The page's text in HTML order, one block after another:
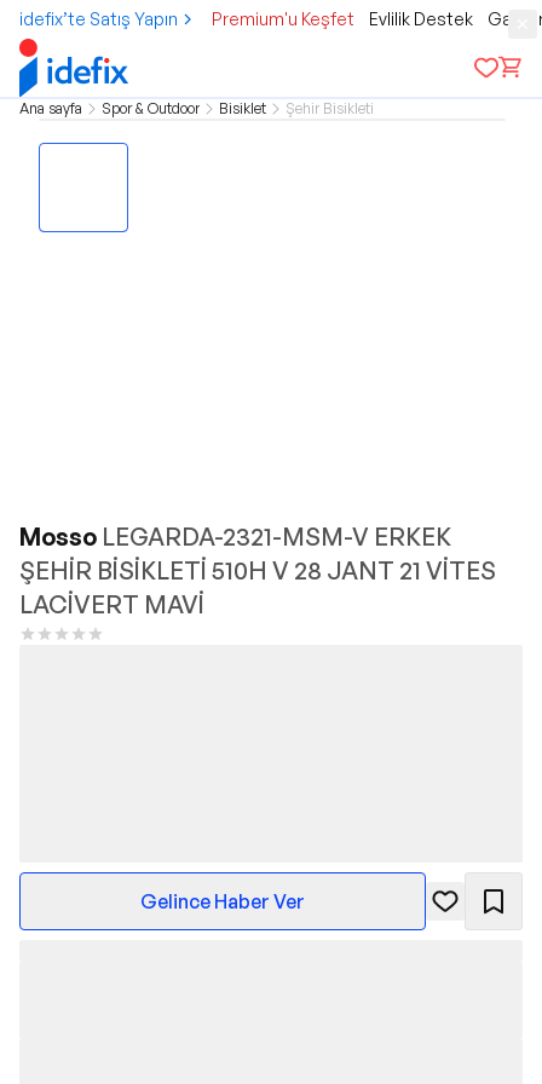
idefix’te Satış Yapın Premium'u Keşfet Evlilik Destek
Ana sayfa Spor & Outdoor Bisiklet Şehir Bisikleti
Mosso LEGARDA-2321-MSM-V ERKEK
ŞEHİR BİSİKLETİ 510H V 28 JANT 21 VİTES
LACİVERT MAVİ
Gelince Haber Ver